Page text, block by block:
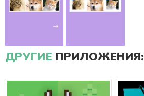
ДРУГИЕ ПРИЛОЖЕНИЯ: